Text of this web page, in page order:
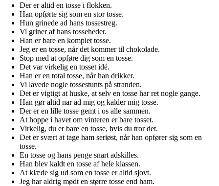
Der er altid en tosse i flokken.
Han opførte sig som en stor tosse.
Hun grinede ad hans tossestreg.
Vi griner af hans tosseheder.
Han er bare en komplet tosse.
Jeg er en tosse, når det kommer til chokolade.
Stop med at opføre dig som en tosse.
Det var virkelig en tosset idé.
Han er en total tosse, når han drikker.
Vi lavede nogle tossestunts på stranden.
Det er vigtigt at huske, at selv en tosse har ret nogle gange.
Han gør altid nar ad mig og kalder mig tosse.
Der er en lille tosse gemt i os alle sammen.
At hoppe i havet om vinteren er bare tosset.
Virkelig, du er bare en tosse, hvis du tror det.
Det er svært at tage ham seriøst, når han opfører sig som en
tosse.
En tosse og hans penge snart adskilles.
Han blev kaldt en tosse af hele klassen.
At klæde sig ud som en tosse er altid sjovt.
Jeg har aldrig mødt en større tosse end ham.